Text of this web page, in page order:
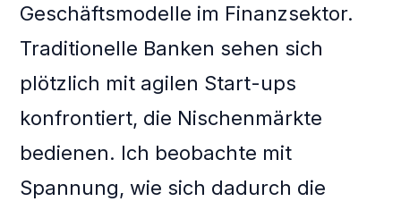
Geschäftsmodelle im Finanzsektor.
Traditionelle Banken sehen sich
plötzlich mit agilen Start-ups
konfrontiert, die Nischenmärkte
bedienen. Ich beobachte mit
Spannung, wie sich dadurch die